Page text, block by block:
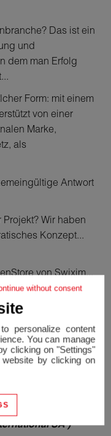
Das ist ein
und
dem man Erfolg
Form: mit einem
von einer
Marke,
als
Antwort
Wir haben
Konzept...
von Swixim...
der Immobilien
Eine 3.0-Lösung
Immobilien-
Sie die Chance,
und
SA )
without consent
personalize content
You can manage
clicking on "Settings"
by clicking on